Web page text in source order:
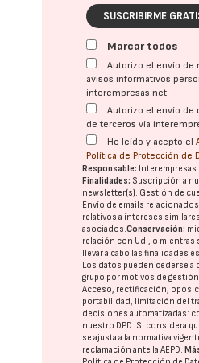
SUSCRIBIRME
Marcar todos
Autorizo el envío de
avisos informativos
interempresas.net
Autorizo el envío de
de terceros vía
He leído y acepto el
Política de Protección de
Responsable: Interempresas
Finalidades: Suscripción a
newsletter(s). Gestión de
Envío de emails
relativos a intereses
asociados.Conservación:
relación con Ud., o mientras
llevar a cabo las finalidades
Los datos pueden cederse a
grupo por motivos de
Acceso, rectificación,
portabilidad, limitación del
decisiones automatizadas:
nuestro DPD. Si considera
se ajusta a la normativa
reclamación ante laAEPD.